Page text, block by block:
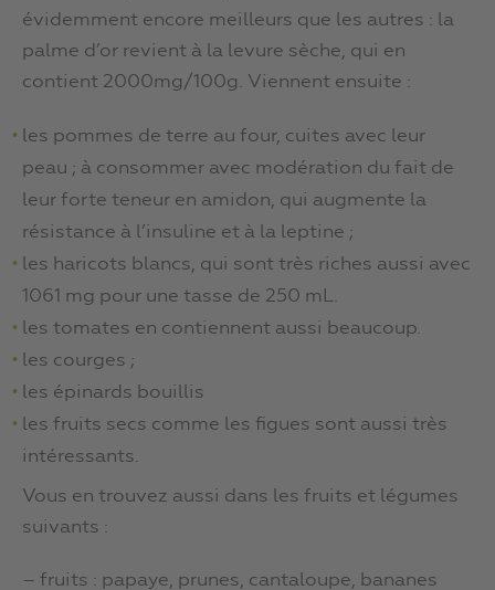
évidemment encore meilleurs que les autres : la
palme d’or revient à la levure sèche, qui en
contient 2000mg/100g. Viennent ensuite :
les pommes de terre au four, cuites avec leur
peau ; à consommer avec modération du fait de
leur forte teneur en amidon, qui augmente la
résistance à l’insuline et à la leptine ;
les haricots blancs, qui sont très riches aussi avec
1061 mg pour une tasse de 250 mL.
les tomates en contiennent aussi beaucoup.
les courges ;
les épinards bouillis
les fruits secs comme les figues sont aussi très
intéressants.
Vous en trouvez aussi dans les fruits et légumes
suivants :
– fruits : papaye, prunes, cantaloupe, bananes